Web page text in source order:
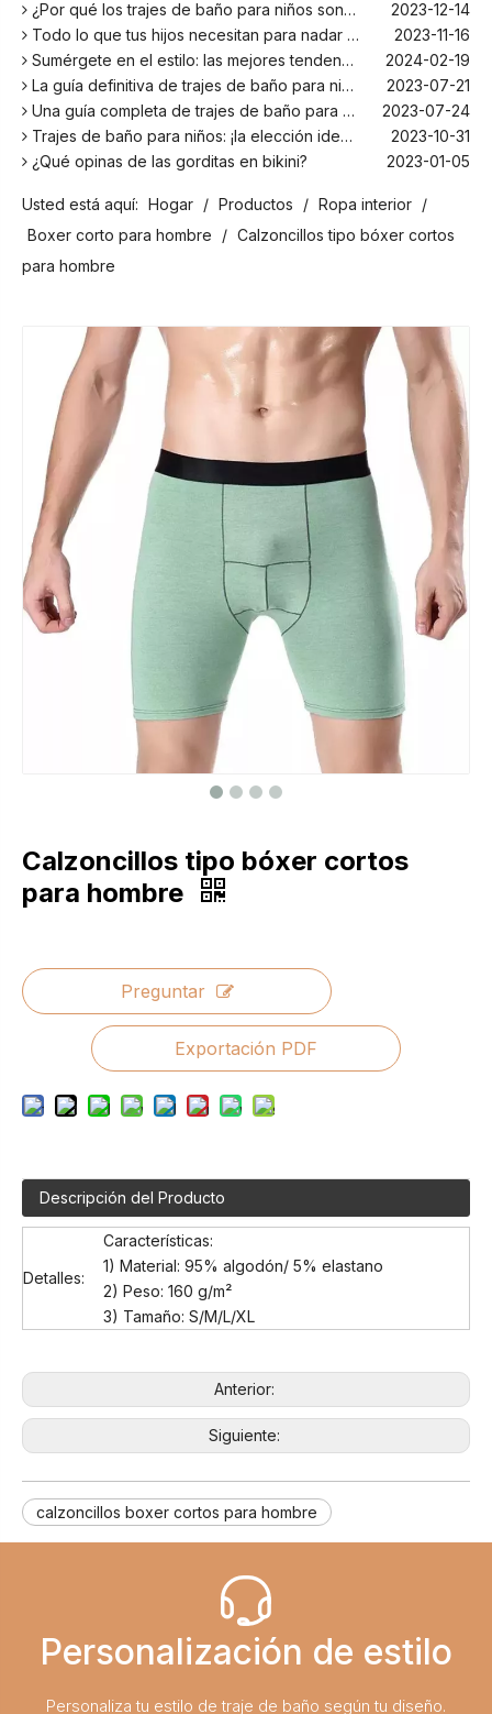
¿Por qué los trajes de baño para niños son más cómodos con elastano?
2023-12-14
Todo lo que tus hijos necesitan para nadar este verano
2023-11-16
Sumérgete en el estilo: las mejores tendencias en trajes de baño para niños de la temporada
2024-02-19
La guía definitiva de trajes de baño para niños: comodidad, diseño y seguridad
2023-07-21
Una guía completa de trajes de baño para niños: comodidad, estilo y seguridad para divertirse bajo el sol
2023-07-24
Trajes de baño para niños: ¡la elección ideal para tus hijos!
2023-10-31
¿Qué opinas de las gorditas en bikini?
2023-01-05
¡El principal fabricante de trajes de baño en Bali!
2024-02-22
¡Date un chapuzón con los trajes de baño para niños más populares de la temporada!
2024-02-02
Como cualquier otro traje, el bañador infantil: un espacio agradable para relajarse en la playa
Todo lo que tus hijos necesitan para nadar este verano
2023-11-16
Sumérgete en el estilo: las mejores tendencias en trajes de baño para niños de la temporada
2024-02-19
La guía definitiva de trajes de baño para niños: comodidad, diseño y seguridad
2023-07-21
Una guía completa de trajes de baño para niños: comodidad, estilo y seguridad para divertirse bajo el sol
2023-07-24
Usted está aquí: Hogar / Productos / Ropa interior /
Boxer corto para hombre
/ Calzoncillos tipo bóxer cortos
para hombre
Calzoncillos tipo bóxer cortos
para hombre
Preguntar
Exportación PDF
Descripción del Producto
Detalles:
Características:
1) Material: 95% algodón/ 5% elastano
2) Peso: 160 g/m²
3) Tamaño: S/M/L/XL
Anterior:
Siguiente:
calzoncillos boxer cortos para hombre
Personalización de estilo
Personaliza tu estilo de traje de baño según tu diseño.